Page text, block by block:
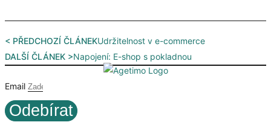
< PŘEDCHOZÍ ČLÁNEKUdržitelnost v e-commerce
DALŠÍ ČLÁNEK >Napojení: E-shop s pokladnou
Email
Odebírat